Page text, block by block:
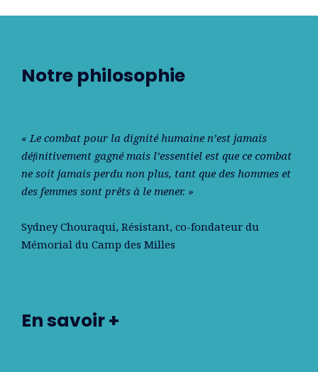
Notre philosophie
« Le combat pour la dignité humaine n’est jamais
déﬁnitivement gagné mais l’essentiel est que ce combat
ne soit jamais perdu non plus, tant que des hommes et
des femmes sont prêts à le mener. »
Sydney Chouraqui, Résistant, co-fondateur du
Mémorial du Camp des Milles
En savoir +